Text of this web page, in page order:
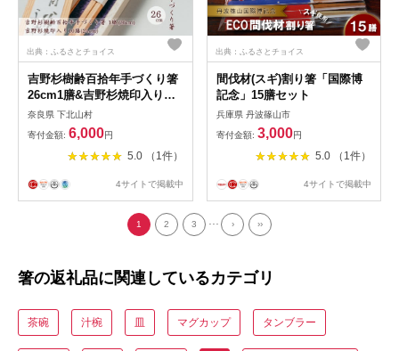
出典：ふるさとチョイス
吉野杉樹齢百拾年手づくり箸
26cm1膳&吉野杉焼印入り
24cm10膳
奈良県 下北山村
寄付金額: 6,000円
5.0 （1件）
4サイトで掲載中
出典：ふるさとチョイス
間伐材(スギ)割り箸「国際博
記念」15膳セット
兵庫県 丹波篠山市
寄付金額: 3,000円
5.0 （1件）
4サイトで掲載中
1 2 3 ... › ››
箸の返礼品に関連しているカテゴリ
茶碗 汁椀 皿 マグカップ タンブラー